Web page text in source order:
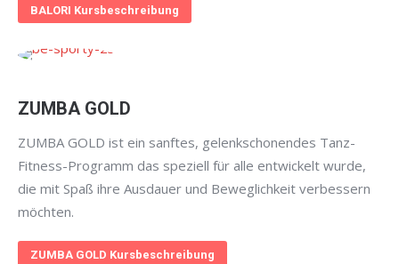
BALORI Kursbeschreibung
ZUMBA GOLD
ZUMBA GOLD ist ein sanftes, gelenkschonendes Tanz-
Fitness-Programm das speziell für alle entwickelt wurde,
die mit Spaß ihre Ausdauer und Beweglichkeit verbessern
möchten.
ZUMBA GOLD Kursbeschreibung